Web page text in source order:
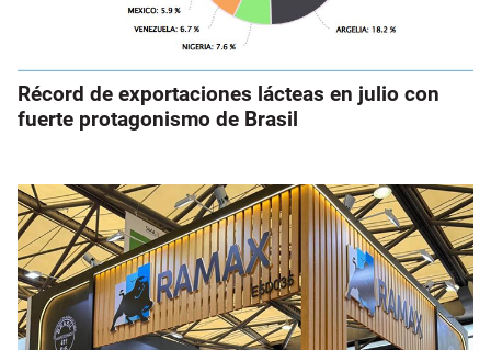
Récord de exportaciones lácteas en julio con
fuerte protagonismo de Brasil